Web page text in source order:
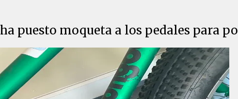
puesto moqueta a los pedales para